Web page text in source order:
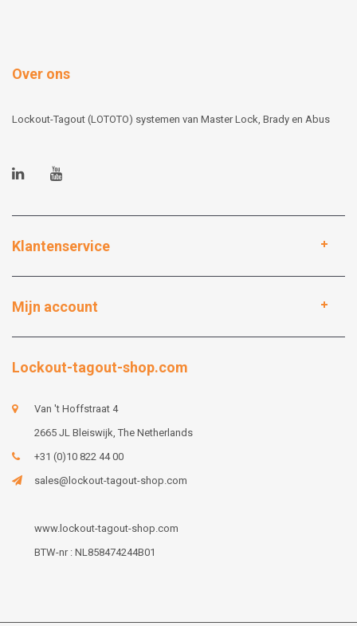
Over ons
Lockout-Tagout (LOTOTO) systemen van Master Lock, Brady en Abus
Klantenservice
Mijn account
Lockout-tagout-shop.com
Van 't Hoffstraat 4
2665 JL Bleiswijk, The Netherlands
+31 (0)10 822 44 00
sales@lockout-tagout-shop.com
www.lockout-tagout-shop.com
BTW-nr : NL858474244B01